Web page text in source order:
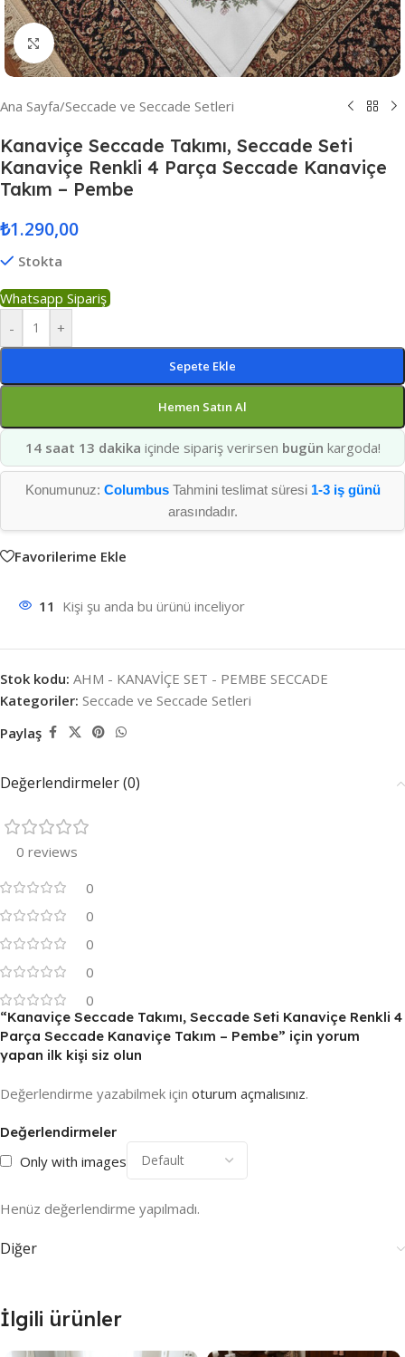
Resmi Büyüt
Ana Sayfa/Seccade ve Seccade Setleri
Kanaviçe Seccade Takımı, Seccade Seti
Kanaviçe Renkli 4 Parça Seccade Kanaviçe
Takım – Pembe
₺1.290,00
Stokta
Whatsapp Sipariş
-
+
Sepete Ekle
Hemen Satın Al
14 saat 13 dakika içinde sipariş verirsen bugün kargoda!
Konumunuz: ColumbusTahmini teslimat süresi 1-3 iş günü
arasındadır.
Favorilerime Ekle
11 Kişi şu anda bu ürünü inceliyor
Stok kodu: AHM - KANAVİÇE SET - PEMBE SECCADE
Kategoriler: Seccade ve Seccade Setleri
Paylaş
Değerlendirmeler (0)
0 reviews
0
0
0
0
0
Değerlendirmeler
Only with images
Henüz değerlendirme yapılmadı.
“Kanaviçe Seccade Takımı, Seccade Seti Kanaviçe Renkli 4
Parça Seccade Kanaviçe Takım – Pembe” için yorum
yapan ilk kişi siz olun
Değerlendirme yazabilmek için oturum açmalısınız.
Diğer
İlgili ürünler